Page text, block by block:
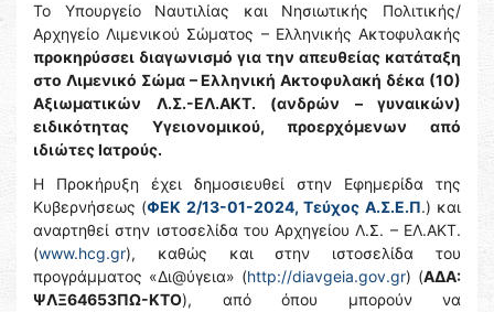
Το Υπουργείο Ναυτιλίας και Νησιωτικής Πολιτικής/
Αρχηγείο Λιμενικού Σώματος – Ελληνικής Ακτοφυλακής
προκηρύσσει διαγωνισμό για την απευθείας κατάταξη
στο Λιμενικό Σώμα – Ελληνική Ακτοφυλακή δέκα (10)
Αξιωματικών Λ.Σ.-ΕΛ.ΑΚΤ. (ανδρών – γυναικών)
ειδικότητας Υγειονομικού, προερχόμενων από
ιδιώτες Ιατρούς.
Η Προκήρυξη έχει δημοσιευθεί στην Εφημερίδα της
Κυβερνήσεως (ΦΕΚ 2/13-01-2024, Τεύχος Α.Σ.Ε.Π.) και
αναρτηθεί στην ιστοσελίδα του Αρχηγείου Λ.Σ. – ΕΛ.ΑΚΤ.
(www.hcg.gr), καθώς και στην ιστοσελίδα του
προγράμματος «Δι@ύγεια» (http://diavgeia.gov.gr) (ΑΔΑ:
ΨΛΞ64653ΠΩ-ΚΤΟ), από όπου μπορούν να